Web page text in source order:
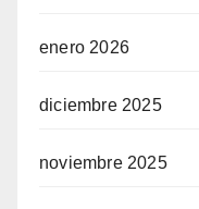
enero 2026
diciembre 2025
noviembre 2025